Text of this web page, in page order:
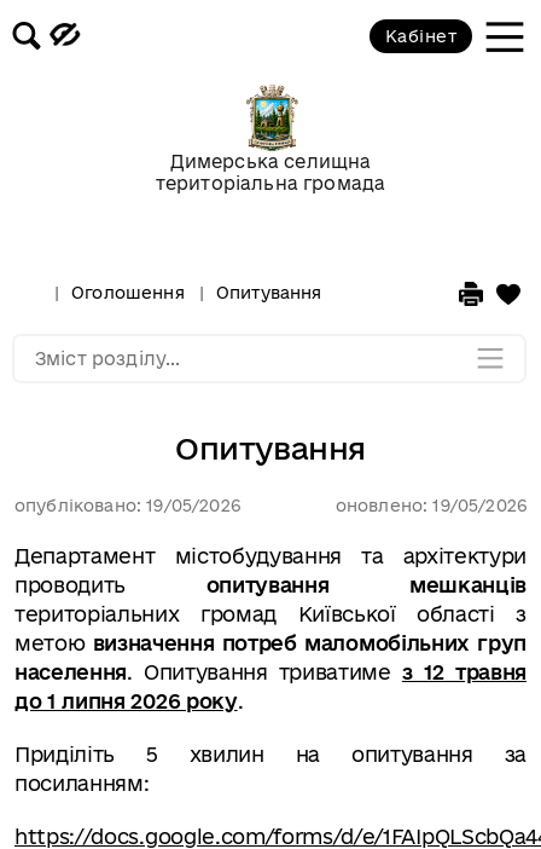
Димерська селищна
територіальна громада
Кабінет
Оголошення Опитування
Опитування
опубліковано: 19/05/2026 оновлено: 19/05/2026
Департамент містобудування та архітектури
проводить опитування мешканців
територіальних громад Київської області з
метою визначення потреб маломобільних груп
населення. Опитування триватиме з 12 травня
до 1 липня 2026 року.
Приділіть 5 хвилин на опитування за
посиланням:
https://docs.google.com/forms/d/e/
Зміст розділу...